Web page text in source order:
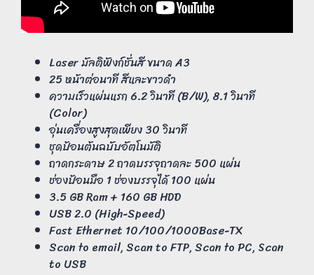
Laser มัลติฟังก์ชั่นสี ขนาด A3
25 หน้าต่อนาที สีและขาวดำ
ความเร็วแผ่นแรก 6.2 วินาที (B/W), 8.1 วินาที
(Color)
อุ่นเครื่องสูงสุดเพียง 30 วินาที
ชุดป้อนต้นฉบับอัตโนมัติ
ถาดกระดาษ 2 ถาดบรรจุถาดละ 500 แผ่น
ช่องป้อนมือ 1 ช่องบรรจุได้ 100 แผ่น
3.5 GB Ram + 160 GB HDD
USB 2.0 (High-Speed)
Fast Ethernet 10/100/1000Base-TX
Scan to email, Scan to FTP, Scan to PC, Scan
to USB